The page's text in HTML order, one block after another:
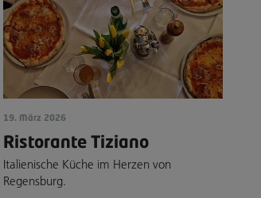
19. März 2026
Ristorante Tiziano
Italienische Küche im Herzen von
Regensburg.